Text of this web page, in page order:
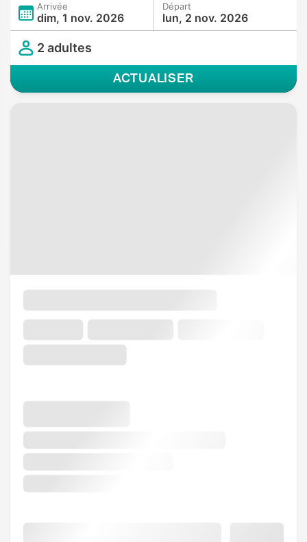
Arrivée
dim, 1 nov. 2026
Départ
lun, 2 nov. 2026
2 adultes
ACTUALISER